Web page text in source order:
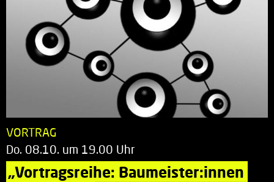
VORTRAG
Do. 08.10. um 19.00 Uhr
„Vortragsreihe: Baumeister:innen